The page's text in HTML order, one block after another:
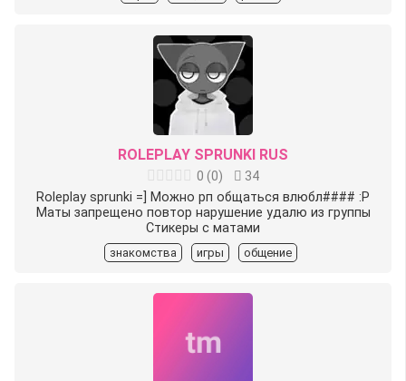
ROLEPLAY SPRUNKI RUS
0 (0)
34
Roleplay sprunki =] Можно рп общаться влюбл#### :Р
Маты запрещено повтор нарушение удалю из группы
Стикеры с матами
знакомства игры общение